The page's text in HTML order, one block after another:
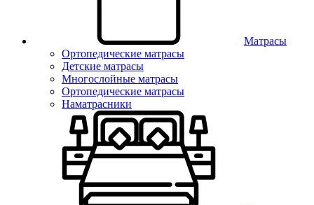
Матрасы
Ортопедические матрасы
Детские матрасы
Многослойные матрасы
Ортопедические матрасы
Наматрасники